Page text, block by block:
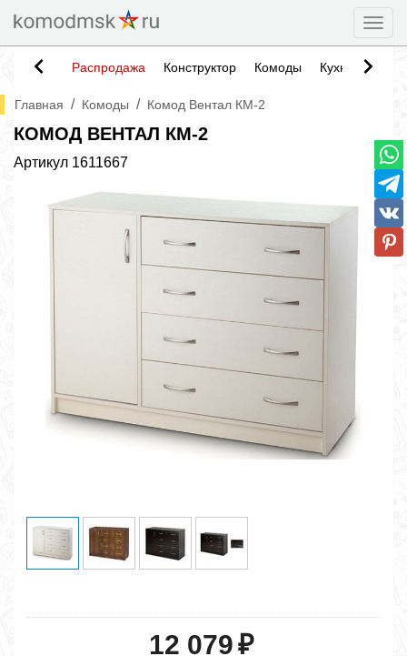
Распродажа Конструктор Комоды Кухни
Главная / Комоды / Комод Вентал КМ-2
КОМОД ВЕНТАЛ КМ-2
Артикул 1611667
12 079₽